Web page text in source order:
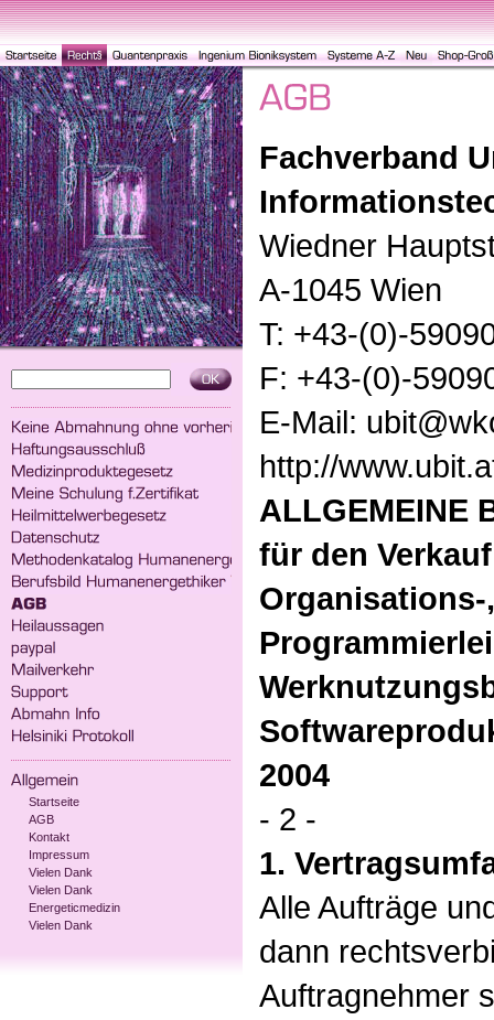
Startseite
AGB
Kontakt
Impressum
Vielen Dank
Vielen Dank
Energeticmedizin
Vielen Dank
Fachverband
Wiedner
A-1045 Wien
T: +43-(0)-
F: +43-(0)-
E-Mail:
http://
ALLGEMEINE
für den
Organisations-,
2004
- 2 -
1.
Alle Aufträge
dann
Auftragnehmer